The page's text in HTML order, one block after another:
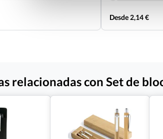
Desde 2,14 €
relacionadas con Set de